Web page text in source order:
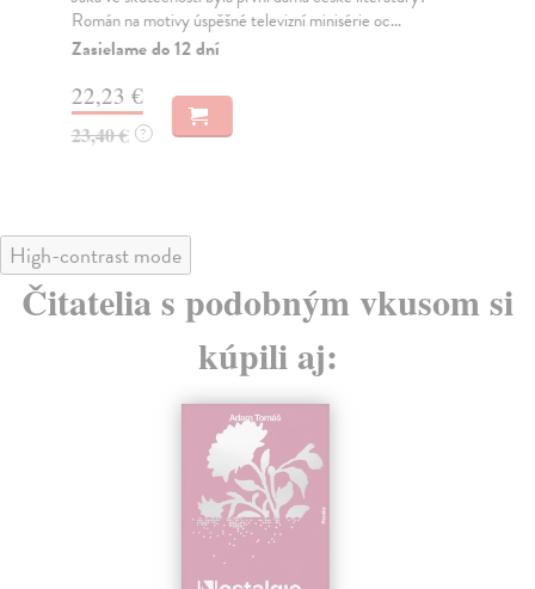
Román na motivy úspěšné televizní minisérie oc...
Zasielame do 12 dní
22,23 €
23,40 € ?
High-contrast mode
Čitatelia s podobným vkusom si
kúpili aj: